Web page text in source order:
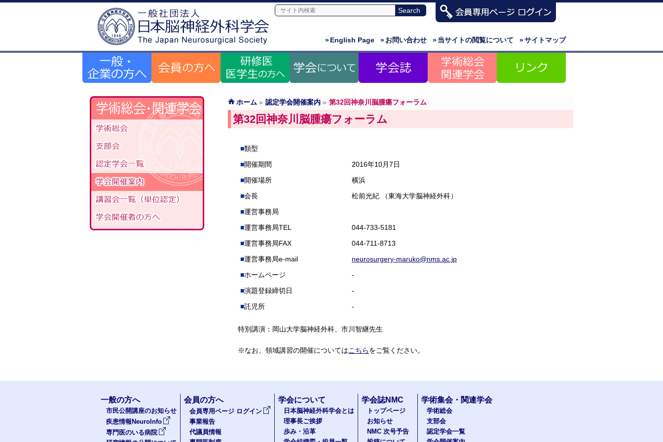
»サイトマップ
»当サイトの閲覧について
»お問い合わせ
»English Page
ホーム » 認定学会開催案内 » 第32回神奈川脳腫瘍フォーラム
第32回神奈川脳腫瘍フォーラム
類型
開催期間
2016年10月7日
開催場所
横浜
会長
松前光紀 （東海大学脳神経外科）
運営事務局
運営事務局TEL
044-733-5181
運営事務局FAX
044-711-8713
運営事務局e-mail
neurosurgery-maruko@nms.ac.jp
ホームページ
-
演題登録締切日
-
託児所
-
特別講演：岡山大学脳神経外科、市川智継先生
※なお、領域講習の開催についてはこちらをご覧ください。
一般の方へ
市民公開講座のお知らせ
疾患情報NeuroInfo
専門医のいる病院
会員の方へ
会員専用ページ ログイン
事業報告
代議員情報
学会について
日本脳神経外科学会とは
理事長ご挨拶
歩み・沿革
学会誌NMC
トップページ
お知らせ
NMC 次号予告
学術集会・関連学会
学術総会
支部会
認定学会一覧